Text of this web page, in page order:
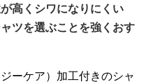
高くシワになりにくい
ツを選ぶことを強くおす
ーケア）加工付きのシャ